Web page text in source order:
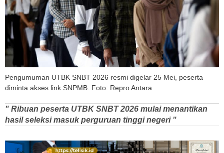
Pengumuman UTBK SNBT 2026 resmi digelar 25 Mei, peserta
diminta akses link SNPMB. Foto: Repro Antara
" Ribuan peserta UTBK SNBT 2026 mulai menantikan
hasil seleksi masuk perguruan tinggi negeri "